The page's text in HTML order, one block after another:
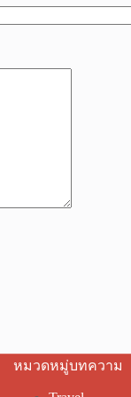
หมวดหมู่บทความ